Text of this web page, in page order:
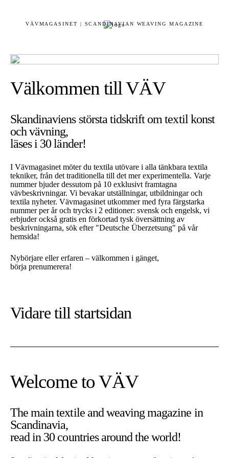
VÄVMAGASINET | SCANDINAVIAN WEAVING MAGAZINE
Välkommen till VÄV
Skandinaviens största tidskrift om textil konst
och vävning,
läses i 30 länder!
I Vävmagasinet möter du textila utövare i alla tänkbara textila
tekniker, från det traditionella till det mer experimentella. Varje
nummer bjuder dessutom på 10 exklusivt framtagna
vävbeskrivningar. Vi bevakar utställningar, utbildningar och
textila nyheter. Vävmagasinet utkommer med fyra färgstarka
nummer per år och trycks i 2 editioner: svensk och engelsk, vi
erbjuder också gratis en förkortad tysk översättning av
beskrivningarna, sök efter "Deutsche Überzetsung" på vår
hemsida!
Nybörjare eller erfaren – välkommen i gänget,
börja prenumerera!
Vidare till startsidan
Welcome to VÄV
The main textile and weaving magazine in
Scandinavia,
read in 30 countries around the world!